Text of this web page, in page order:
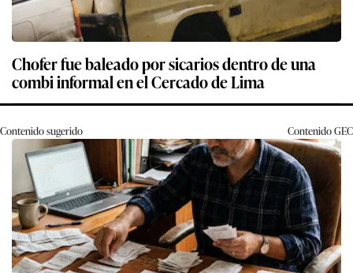
Chofer fue baleado por sicarios dentro de una
combi informal en el Cercado de Lima
Contenido sugerido ContenidoGEC